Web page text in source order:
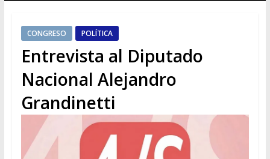
CONGRESO POLÍTICA
Entrevista al Diputado
Nacional Alejandro
Grandinetti